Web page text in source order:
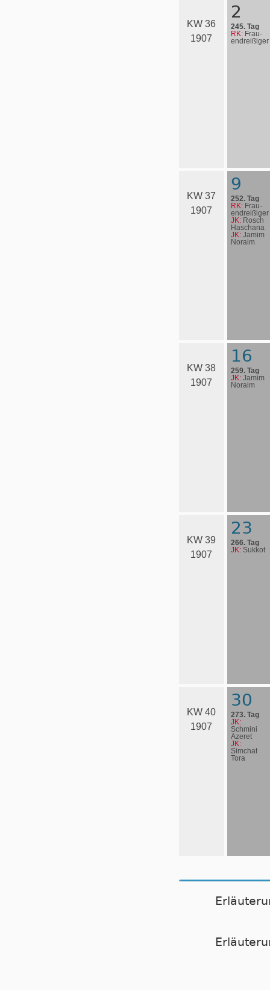
KW 36
1907
2
245. Tag
RK: Frau­
en­drei­ßi­ger
KW 37
1907
9
252. Tag
RK: Frau­
en­drei­ßi­ger
JK: Rosch
Haschana
JK: Jamim
Noraim
KW 38
1907
16
259. Tag
JK: Jamim
Noraim
KW 39
1907
23
266. Tag
JK: Sukkot
KW 40
1907
30
273. Tag
JK:
Schmini
Azeret
JK:
Simchat
Tora